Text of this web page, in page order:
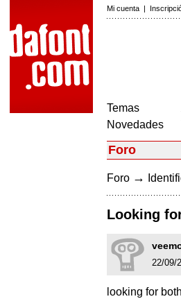
Mi cuenta |
Temas
Novedades
Foro
Foro →
Looking
22/09/
looking for